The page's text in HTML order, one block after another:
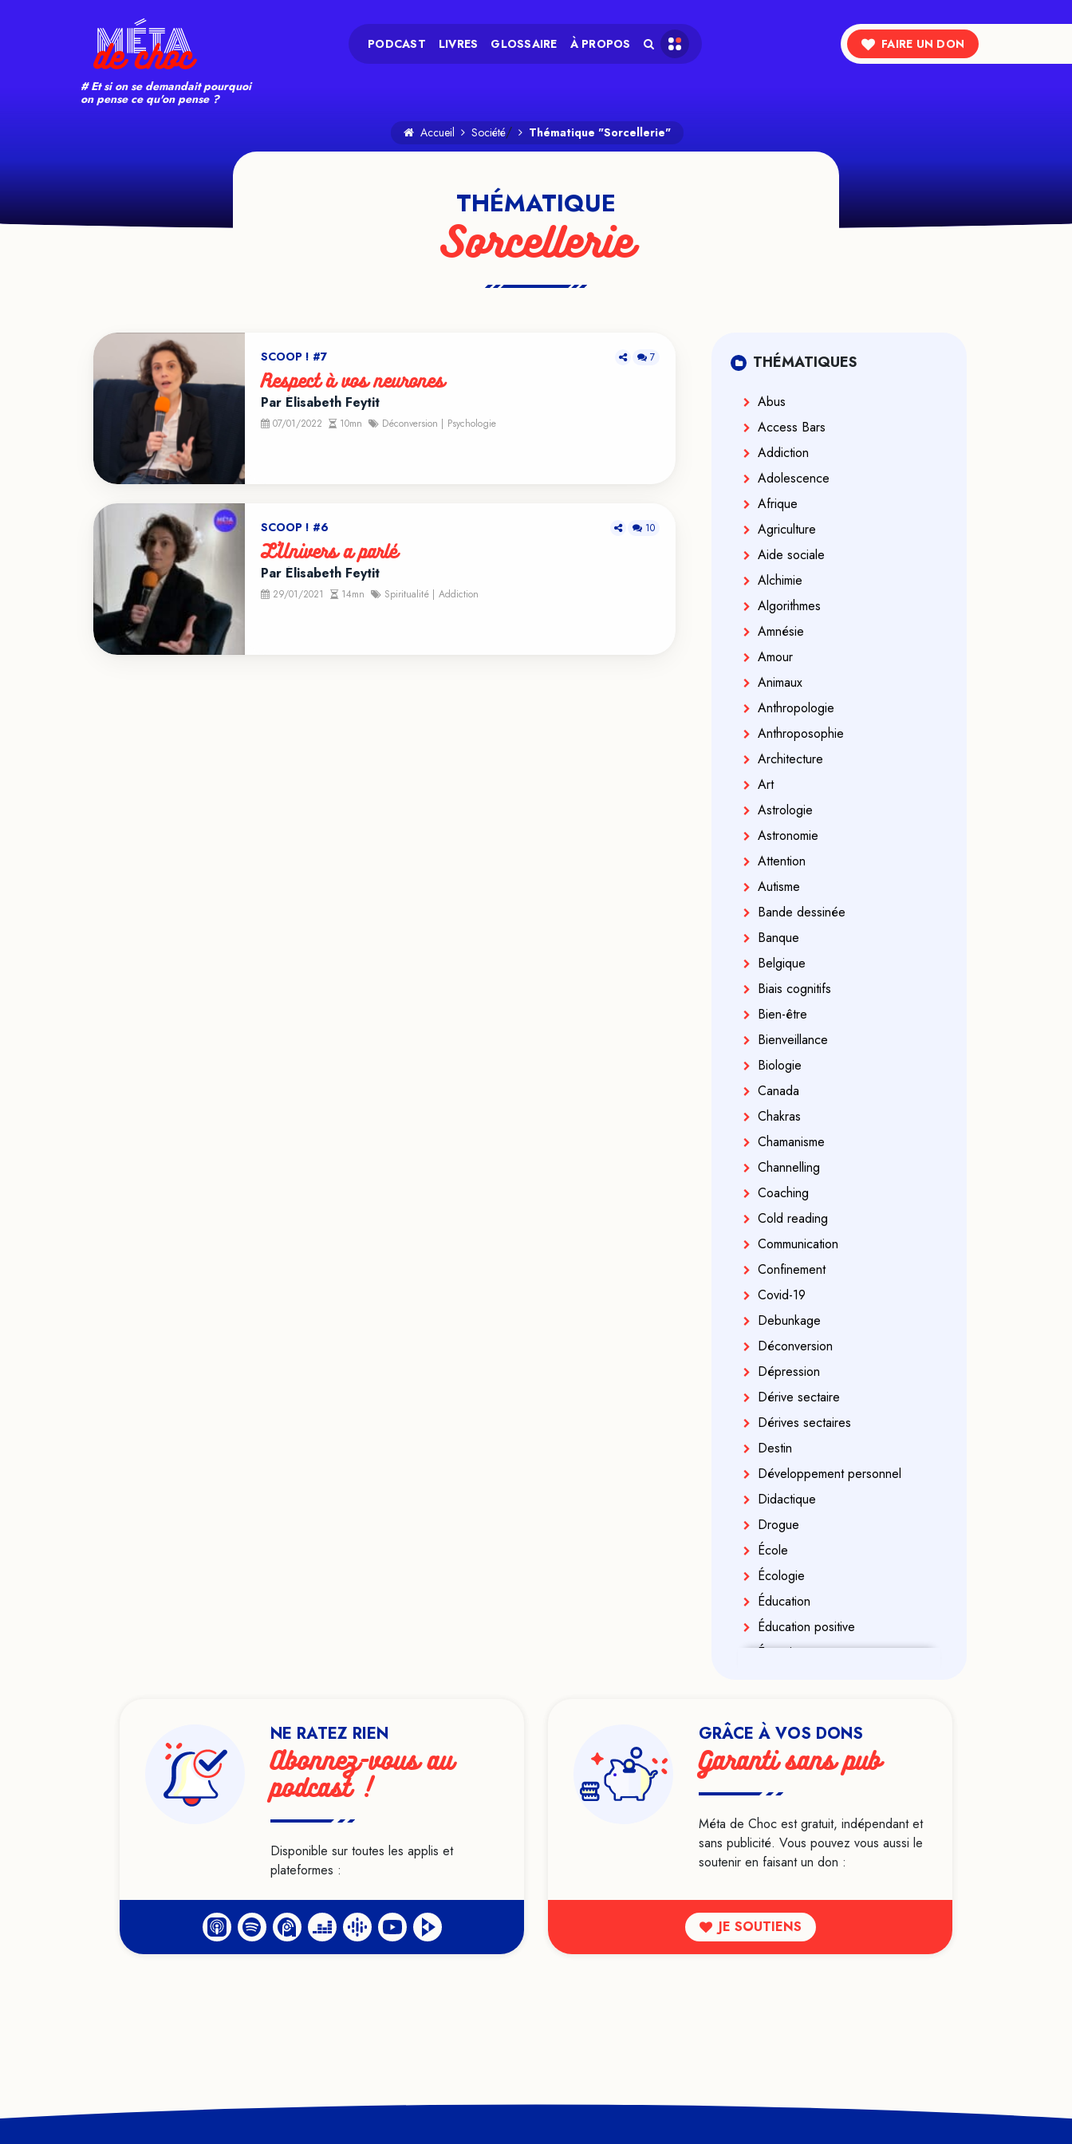
# Et si on se demandait pourquoi
on pense ce qu'on pense ?
PODCAST LIVRES GLOSSAIRE À PROPOS FAIRE UN DON
Accueil Société/ Thématique "Sorcellerie"
THÉMATIQUE
Sorcellerie
SCOOP ! #7 7
Respect à vos neurones
Par Élisabeth Feytit
07/01/2022 10mn Déconversion Psychologie
SCOOP ! #6 10
L’Univers a parlé
Par Élisabeth Feytit
29/01/2021 14mn Spiritualité Addiction
THÉMATIQUES
Abus
Access Bars
Addiction
Adolescence
Afrique
Agriculture
Aide sociale
Alchimie
Algorithmes
Amnésie
Amour
Animaux
Anthropologie
Anthroposophie
Architecture
Art
Astrologie
Astronomie
Attention
Autisme
Bande dessinée
Banque
Belgique
Biais cognitifs
Bien-être
Bienveillance
Biologie
Canada
Chakras
Chamanisme
Channelling
Coaching
Cold reading
Communication
Confinement
Covid-19
Debunkage
Déconversion
Dépression
Dérive sectaire
Dérives sectaires
Destin
Développement personnel
Didactique
Drogue
École
Écologie
Éducation
Éducation positive
Énergies
Enseignement
Ésotérisme
Formation
Genre
Haut potentiel intellectuel
Heuristiques
Infanticide
NE RATEZ RIEN
Abonnez-vous au
podcast !
Disponible sur toutes les applis et
plateformes :
GRÂCE À VOS DONS
Garanti sans pub
Méta de Choc est gratuit, indépendant et
sans publicité. Vous pouvez vous aussi le
soutenir en faisant un don :
JE SOUTIENS